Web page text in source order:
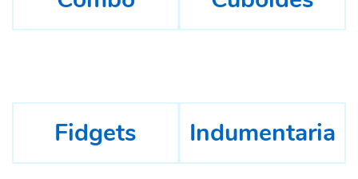
Fidgets Indumentaria